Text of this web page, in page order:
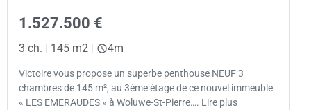
1.527.500 €
3 ch. | 145 m2 | 4m
Victoire vous propose un superbe penthouse NEUF 3
chambres de 145 m², au 3éme étage de ce nouvel immeuble
« LES EMERAUDES » à Woluwe-St-Pierre…. Lire plus